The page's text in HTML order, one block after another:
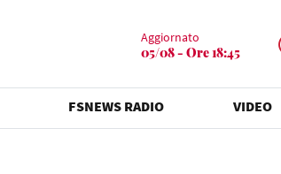
Aggiornato
05/08 - Ore 18:45
FSNEWS RADIO VIDEO